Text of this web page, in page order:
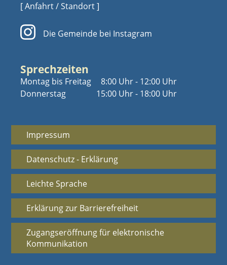
[ Anfahrt / Standort ]
Die Gemeinde bei Instagram
Sprechzeiten
Montag bis Freitag
Donnerstag
8:00 Uhr - 12:00 Uhr
15:00 Uhr - 18:00 Uhr
Impressum
Datenschutz - Erklärung
Leichte Sprache
Erklärung zur Barrierefreiheit
Zugangseröffnung für elektronische
Kommunikation